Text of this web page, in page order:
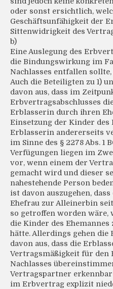
oder sonst ersichtlich,
Geschäftsunfähigkeit der
Sittenwidrigkeit des
b)
Eine Auslegung des
die Bindungswirkung im
Nachlasses entfallen
Auch die Beteiligten zu 1)
davon aus, dass im
Erbvertragsabschlusses
Erblasserin durch ihren
Einsetzung der Kinder des
Erblasserin andererseits
im Sinne des § 2278 Abs. 1
Verfügungen liegen im
vor, wenn einem der
gemacht wird und dieser
nahestehende Person
ist davon auszugehen,
Ehefrau zur Alleinerbin
so getroffen worden wäre,
die Kinder des
hätte. Allerdings gehen die
davon aus, dass die
Vertragsmäßigkeit für den
Nachlasses
Vertragspartner erkennbar
im Erbvertrag explizit